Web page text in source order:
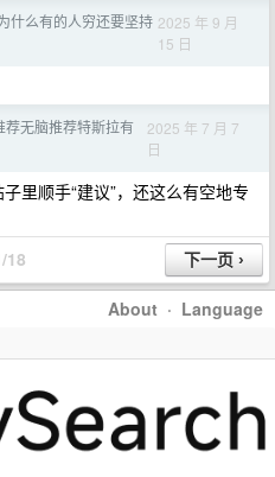
什么有的人穷还要坚持 2025 年 9 月
15 日
荐无脑推荐特斯拉有
2025 年 7 月 7
日
里顺手“建议”，还这么有空地专
18
About · Language